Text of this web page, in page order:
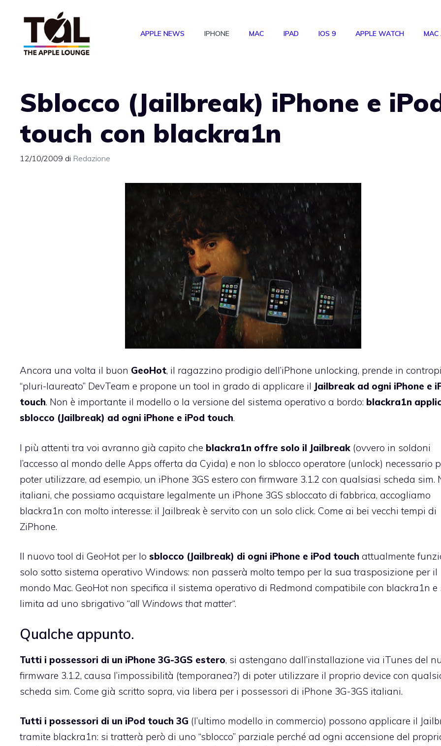
APPLE NEWS IPHONE MAC IPAD IOS 9 APPLE WATCH MAC
Sblocco (Jailbreak) iPhone e
touch con blackra1n
12/10/2009 di Redazione
Ancora una volta il buon GeoHot, il ragazzino prodigio dell’iPhone unlocking, prende in
“pluri-laureato” DevTeam e propone un tool in grado di applicare il Jailbreak ad ogni iPhone e
touch. Non è importante il modello o la versione del sistema operativo a bordo: blackra1n
sblocco (Jailbreak) ad ogni iPhone e iPod touch.
I più attenti tra voi avranno già capito che blackra1n offre solo il Jailbreak (ovvero in soldoni
l’accesso al mondo delle Apps offerta da Cyida) e non lo sblocco operatore (unlock) necessario
poter utilizzare, ad esempio, un iPhone 3GS estero con firmware 3.1.2 con qualsiasi scheda sim.
italiani, che possiamo acquistare legalmente un iPhone 3GS sbloccato di fabbrica, accogliamo
blackra1n con molto interesse: il Jailbreak è servito con un solo click. Come ai bei vecchi tempi di
ZiPhone.
Il nuovo tool di GeoHot per lo sblocco (Jailbreak) di ogni iPhone e iPod touch attualmente
solo sotto sistema operativo Windows: non passerà molto tempo per la sua trasposizione per il
mondo Mac. GeoHot non specifica il sistema operativo di Redmond compatibile con blackra1n e
limita ad uno sbrigativo “all Windows that matter“.
Qualche appunto.
Tutti i possessori di un iPhone 3G-3GS estero, si astengano dall’installazione via iTunes del
firmware 3.1.2, causa l’impossibilità (temporanea?) di poter utilizzare il proprio device con
scheda sim. Come già scritto sopra, via libera per i possessori di iPhone 3G-3GS italiani.
Tutti i possessori di un iPod touch 3G (l’ultimo modello in commercio) possono applicare il
tramite blackra1n: si tratterà però di uno “sblocco” parziale perché ad ogni accensione del